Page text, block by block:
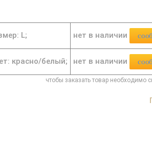
L; нет в наличии
красно/белый; нет в наличии
чтобы заказать товар необходимо